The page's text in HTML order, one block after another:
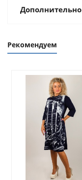
Дополнительно
Рекомендуем